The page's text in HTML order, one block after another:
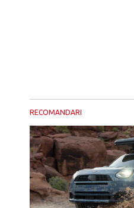
RECOMANDARI